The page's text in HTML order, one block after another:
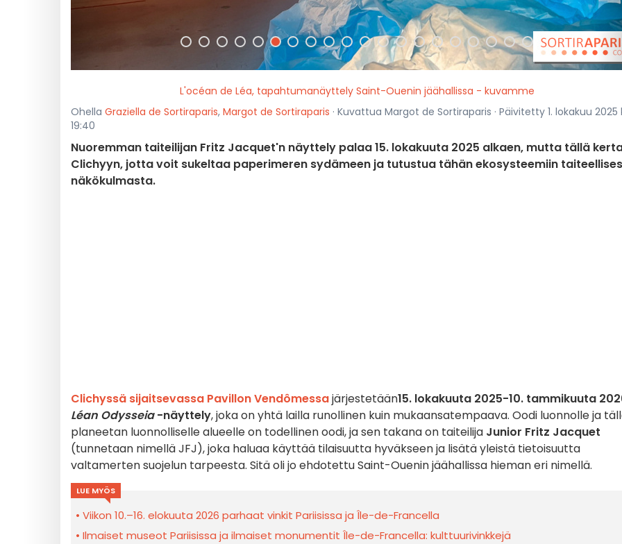
L'océan de Léa, tapahtumanäyttely Saint-Ouenin jäähallissa - kuvamme
Ohella Graziella de Sortiraparis, Margot de Sortiraparis · Kuvattua Margot de Sortiraparis · Päivitetty 1. lokakuu 2025
19:40
Nuoremman taiteilijan Fritz Jacquet'n näyttely palaa 15. lokakuuta 2025 alkaen, mutta tällä
Clichyyn, jotta voit sukeltaa paperimeren sydämeen ja tutustua tähän ekosysteemiin
näkökulmasta.
Clichyssä sijaitsevassa Pavillon Vendômessajärjestetään15. lokakuuta 2025-10. tammikuuta
Léan Odysseia -näyttely, joka on yhtä lailla runollinen kuin mukaansatempaava. Oodi luonnolle ja
planeetan luonnolliselle alueelle on todellinen oodi, ja sen takana on taiteilija Junior Fritz Jacquet
(tunnetaan nimellä JFJ), joka haluaa käyttää tilaisuutta hyväkseen ja lisätä yleistä tietoisuutta
valtamerten suojelun tarpeesta. Sitä oli jo ehdotettu Saint-Ouenin jäähallissa hieman eri nimellä.
LUE MYÖS
Viikon 10.–16. elokuuta 2026 parhaat vinkit Pariisissa ja Île-de-Francella
Ilmaiset museot Pariisissa ja ilmaiset monumentit Île-de-Francella: kulttuurivinkkejä